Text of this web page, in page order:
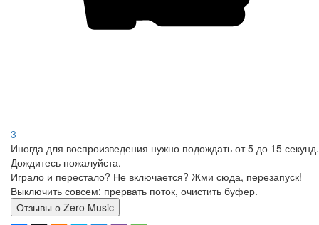
3
Иногда для воспроизведения нужно подождать от 5 до 15 секунд.
Дождитесь пожалуйста.
Играло и перестало? Не включается? Жми сюда, перезапуск!
Выключить совсем: прервать поток, очистить буфер.
Отзывы о Zero Music